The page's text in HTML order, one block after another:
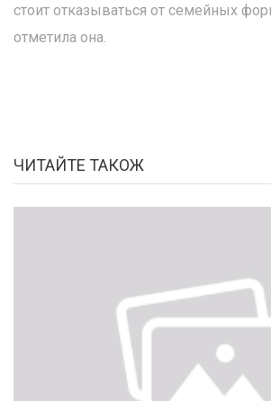
стоит отказываться от семейных
отметила она.
ЧИТАЙТЕ ТАКОЖ